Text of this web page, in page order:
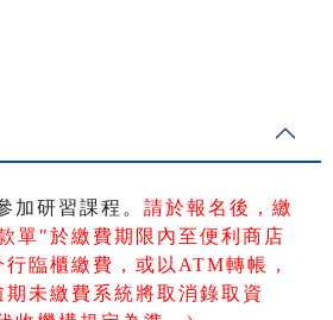
加研習課程。 請於報名後，繳
單"於繳費期限內至便利商店
臨櫃繳費，或以ATM轉帳 ，
未繳費系統將取消錄取資